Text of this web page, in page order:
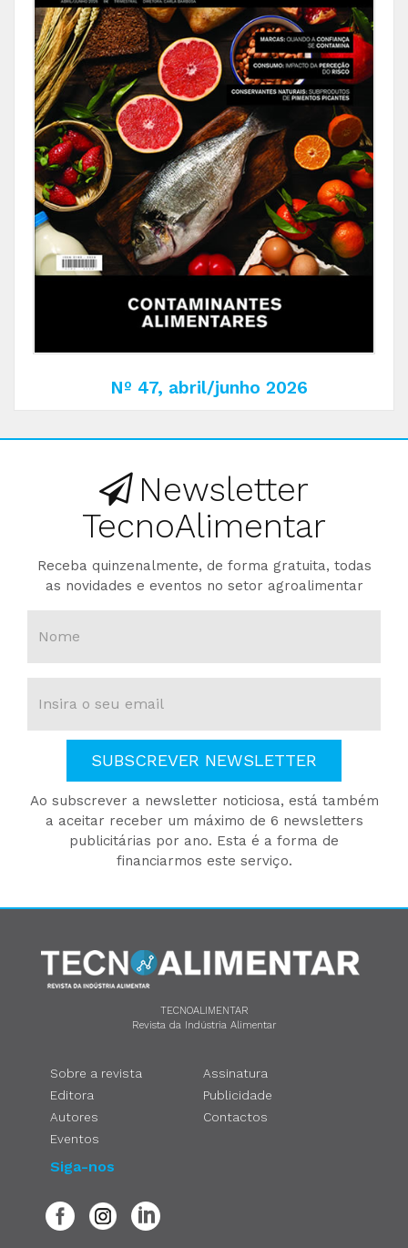
Nº 47, abril/junho 2026
Newsletter
TecnoAlimentar
Receba quinzenalmente, de forma gratuita, todas
as novidades e eventos no setor agroalimentar
SUBSCREVER NEWSLETTER
Ao subscrever a newsletter noticiosa, está também
a aceitar receber um máximo de 6 newsletters
publicitárias por ano. Esta é a forma de
financiarmos este serviço.
TECNOALIMENTAR
Revista da Indústria Alimentar
Sobre a revista
Editora
Autores
Eventos
Assinatura
Publicidade
Contactos
Siga-nos